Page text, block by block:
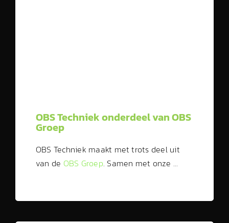
OBS Techniek onderdeel van OBS
Groep
OBS Techniek maakt met trots deel uit
van de OBS Groep. Samen met onze …